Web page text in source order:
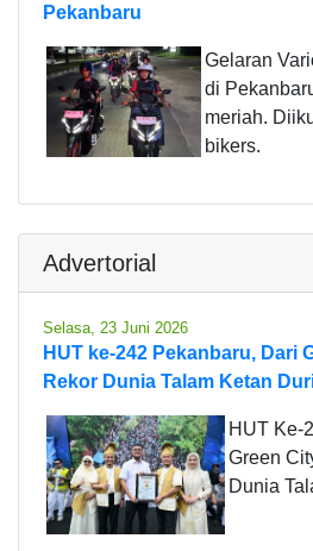
Pekanbaru
Gelaran
di
meriah.
bikers.
Advertorial
Selasa, 23 Juni 2026
HUT ke-242 Pekanbaru, Dari
Rekor Dunia Talam Ketan
HUT Ke-
Green
Dunia